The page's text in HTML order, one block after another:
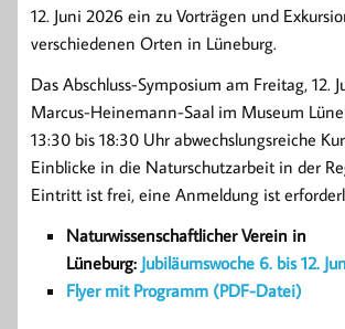
12. Juni 2026 ein zu Vorträgen und
verschiedenen Orten in Lüneburg.
Das Abschluss-Symposium am Freitag, 12.
Marcus-Heinemann-Saal im Museum
13:30 bis 18:30 Uhr abwechslungsreiche
Einblicke in die Naturschutzarbeit in der
Eintritt ist frei, eine Anmeldung ist
Naturwissenschaftlicher Verein in
Lüneburg: Jubiläumswoche 6. bis 12.
Flyer mit Programm (PDF-Datei)